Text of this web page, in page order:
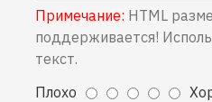
Примечание: HTML
поддерживается!
текст.
Плохо
₴